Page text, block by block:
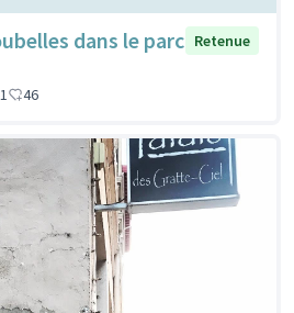
dans le parc Retenue
1 46